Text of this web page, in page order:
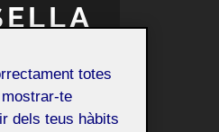
totes
te
dels teus hàbits